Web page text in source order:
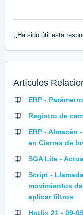
¿Ha sido útil esta
Artículos
ERP -
Registro de
ERP -
en Cierres de
SGA Lite -
Script -
movimientos
aplicar filtros
Hotfix 21 - 09-